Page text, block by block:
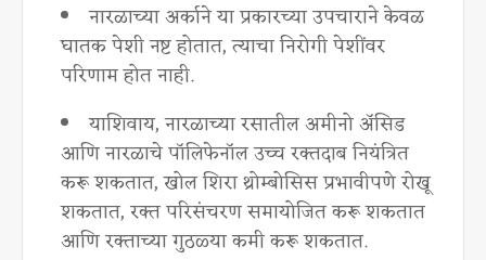
नारळाच्या अर्काने या प्रकारच्या उपचाराने केवळ
घातक पेशी नष्ट होतात, त्याचा निरोगी पेशींवर
परिणाम होत नाही.
याशिवाय, नारळाच्या रसातील अमीनो ॲसिड
आणि नारळाचे पॉलिफेनॉल उच्च रक्तदाब नियंत्रित
करू शकतात, खोल शिरा थ्रोम्बोसिस प्रभावीपणे रोखू
शकतात, रक्त परिसंचरण समायोजित करू शकतात
आणि रक्ताच्या गुठळ्या कमी करू शकतात.